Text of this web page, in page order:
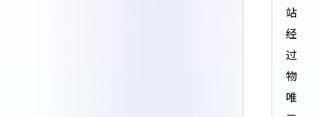
站
经
过
物
唯